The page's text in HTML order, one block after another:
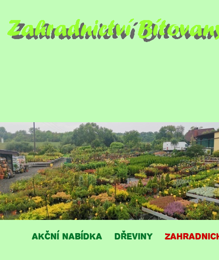
AKČNÍ NABÍDKA DŘEVINY